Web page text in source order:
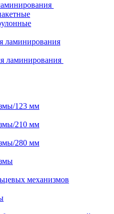
ламинирования
ламинирования
123 мм
210 мм
280 мм
механизмов